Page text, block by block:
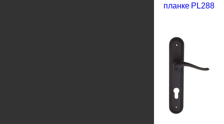
планке PL288